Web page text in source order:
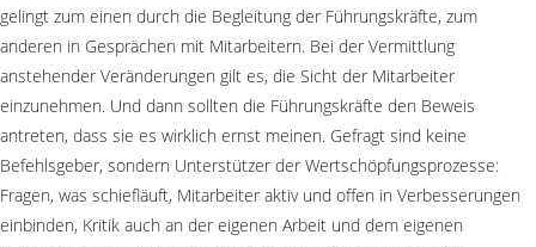
gelingt zum einen durch die Begleitung der Führungskräfte, zum
anderen in Gesprächen mit Mitarbeitern. Bei der Vermittlung
anstehender Veränderungen gilt es, die Sicht der Mitarbeiter
einzunehmen. Und dann sollten die Führungskräfte den Beweis
antreten, dass sie es wirklich ernst meinen. Gefragt sind keine
Befehlsgeber, sondern Unterstützer der Wertschöpfungsprozesse:
Fragen, was schiefläuft, Mitarbeiter aktiv und offen in Verbesserungen
einbinden, Kritik auch an der eigenen Arbeit und dem eigenen